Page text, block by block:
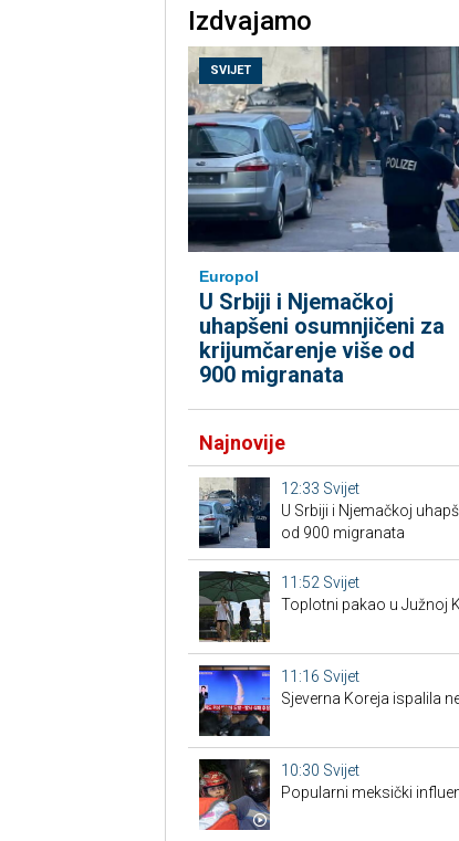
Izdvajamo
SVIJET
Europol
U Srbiji i Njemačkoj
uhapšeni osumnjičeni za
krijumčarenje više od
900 migranata
Najnovije
12:33 Svijet
U Srbiji i Njemačkoj
od 900 migranata
11:52 Svijet
Toplotni pakao u Južnoj
11:16 Svijet
Sjeverna Koreja ispalila
10:30 Svijet
Popularni meksički